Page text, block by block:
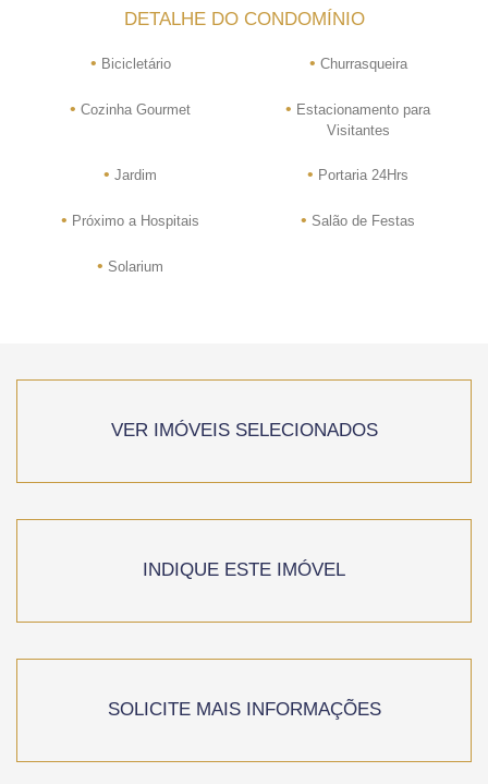
DETALHE DO CONDOMÍNIO
• Bicicletário • Churrasqueira
• Cozinha Gourmet • Estacionamento para
Visitantes
• Jardim • Portaria 24Hrs
• Próximo a Hospitais • Salão de Festas
• Solarium
VER IMÓVEIS SELECIONADOS
INDIQUE ESTE IMÓVEL
SOLICITE MAIS INFORMAÇÕES